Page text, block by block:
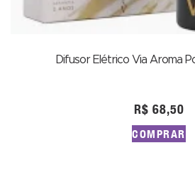
Difusor Elétrico Via Aroma
R$ 68,50
COMPRAR